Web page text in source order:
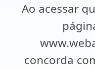
Ao acessar
concorda